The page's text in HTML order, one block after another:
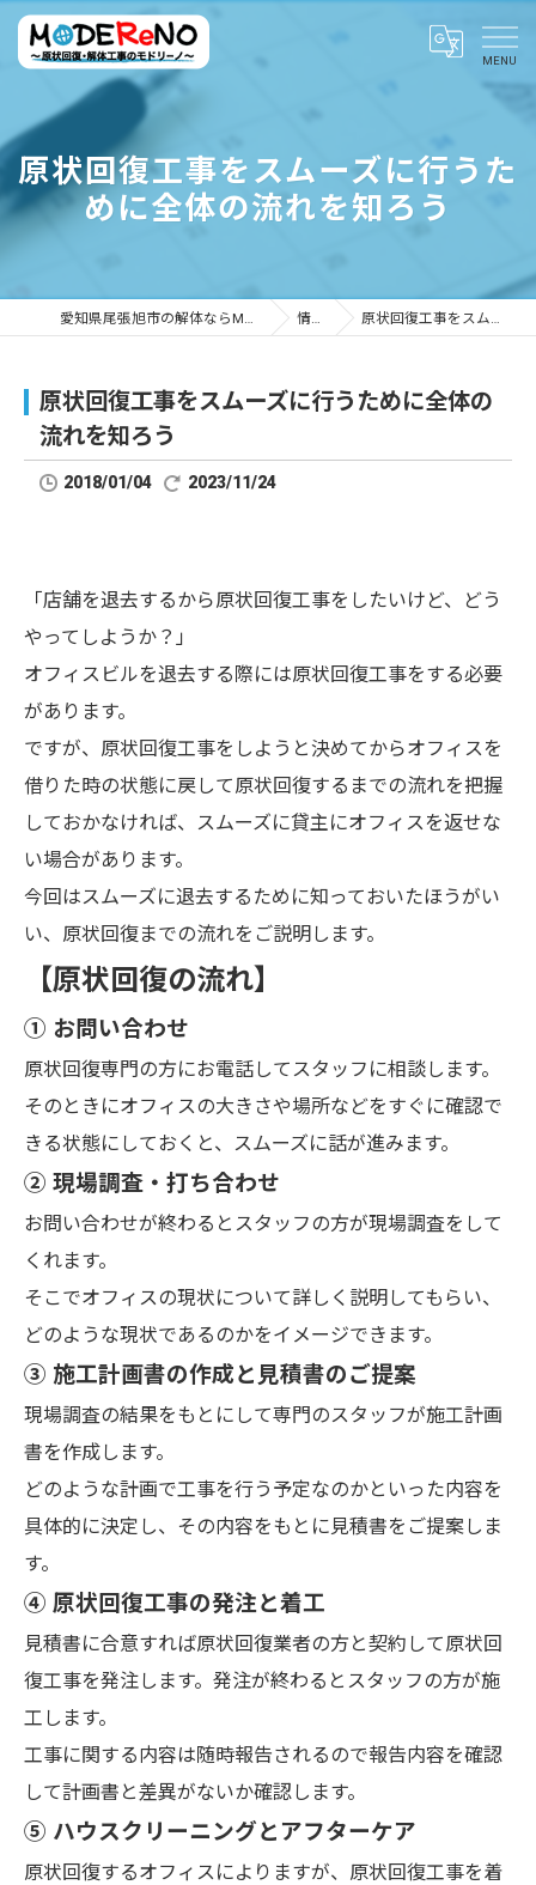
原状回復工事をスムーズに行うた
めに全体の流れを知ろう
愛知県尾張旭市の解体ならMODEReNO ～原状回復・解体工事のモドリーノ～ 情報ブログ 原状回復工事をスムーズに行うために全体の流れを知ろう
原状回復工事をスムーズに行うために全体の
流れを知ろう
2018/01/04 2023/11/24
「店舗を退去するから原状回復工事をしたいけど、どう
やってしようか？」
オフィスビルを退去する際には原状回復工事をする必要
があります。
ですが、原状回復工事をしようと決めてからオフィスを
借りた時の状態に戻して原状回復するまでの流れを把握
しておかなければ、スムーズに貸主にオフィスを返せな
い場合があります。
今回はスムーズに退去するために知っておいたほうがい
い、原状回復までの流れをご説明します。
【原状回復の流れ】
① お問い合わせ
原状回復専門の方にお電話してスタッフに相談します。
そのときにオフィスの大きさや場所などをすぐに確認で
きる状態にしておくと、スムーズに話が進みます。
② 現場調査・打ち合わせ
お問い合わせが終わるとスタッフの方が現場調査をして
くれます。
そこでオフィスの現状について詳しく説明してもらい、
どのような現状であるのかをイメージできます。
③ 施工計画書の作成と見積書のご提案
現場調査の結果をもとにして専門のスタッフが施工計画
書を作成します。
どのような計画で工事を行う予定なのかといった内容を
具体的に決定し、その内容をもとに見積書をご提案しま
す。
④ 原状回復工事の発注と着工
見積書に合意すれば原状回復業者の方と契約して原状回
復工事を発注します。発注が終わるとスタッフの方が施
工します。
工事に関する内容は随時報告されるので報告内容を確認
して計画書と差異がないか確認します。
⑤ ハウスクリーニングとアフターケア
原状回復するオフィスによりますが、原状回復工事を着